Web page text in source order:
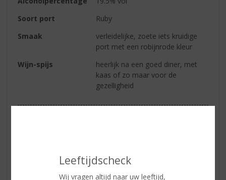
Leeftijdscheck
Wij vragen altijd naar uw leeftijd,
Soort port
Ruby
Smaak
verleidelijke, zoete iets kruidige
port met een robijnrode kleur
Wijn-spijs
heerlijk na een goed diner, met
kaas of zo maar voor de
gezelligheid
Er zijn nog geen reviews geplaatst voor dit product